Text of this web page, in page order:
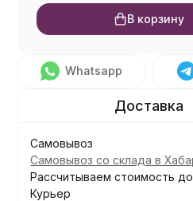
В корзину
Whatsapp
Самовывоз
Самовывоз со склада в
Рассчитываем стоимость
Курьер